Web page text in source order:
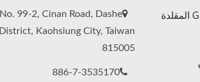
No. 99-2, Cinan Road, Dashe
District, Kaohsiung City, Taiwan
815005
886-7-3535170